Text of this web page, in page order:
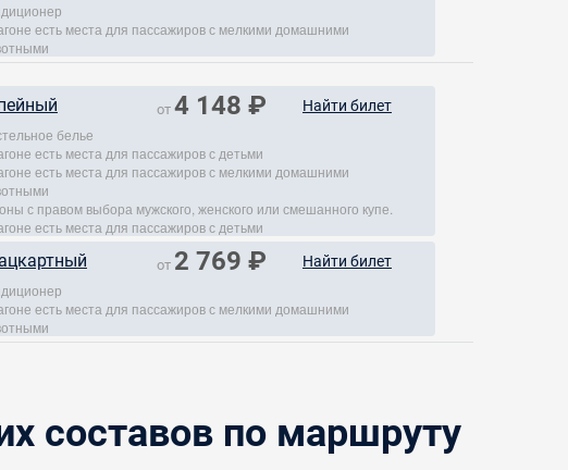
есть места для пассажиров с мелкими домашними
от4 148 ₽ Найти билет
белье
есть места для пассажиров с детьми
есть места для пассажиров с мелкими домашними
с правом выбора мужского, женского или смешанного купе.
есть места для пассажиров с детьми
от 2 769 ₽ Найти билет
есть места для пассажиров с мелкими домашними
составов по маршруту